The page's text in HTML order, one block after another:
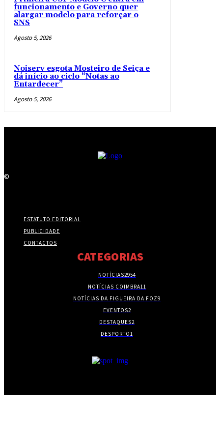
funcionamento e Governo quer
alargar modelo para reforçar o
SNS
Agosto 5, 2026
Noiserv esgota Mosteiro de Seiça e
dá início ao ciclo “Notas ao
Entardecer”
Agosto 5, 2026
©
ESTATUTO EDITORIAL
PUBLICIDADE
CONTACTOS
CATEGORIAS
NOTÍCIAS2954
NOTÍCIAS COIMBRA11
NOTÍCIAS DA FIGUEIRA DA FOZ9
EVENTOS2
DESTAQUES2
DESPORTO1